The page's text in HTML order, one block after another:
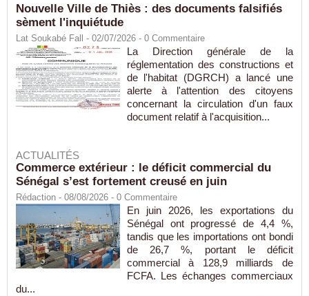
Nouvelle Ville de Thiès : des documents falsifiés
sèment l'inquiétude
Lat Soukabé Fall - 02/07/2026 - 0 Commentaire
La Direction générale de la
réglementation des constructions et
de l'habitat (DGRCH) a lancé une
alerte à l'attention des citoyens
concernant la circulation d'un faux
document relatif à l'acquisition...
ACTUALITÉS
Commerce extérieur : le déficit commercial du
Sénégal s’est fortement creusé en juin
Rédaction - 08/08/2026 - 0 Commentaire
En juin 2026, les exportations du
Sénégal ont progressé de 4,4 %,
tandis que les importations ont bondi
de 26,7 %, portant le déficit
commercial à 128,9 milliards de
FCFA. Les échanges commerciaux
du...